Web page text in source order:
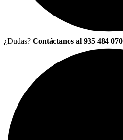
¿Dudas? Contáctanos al 935 484 070